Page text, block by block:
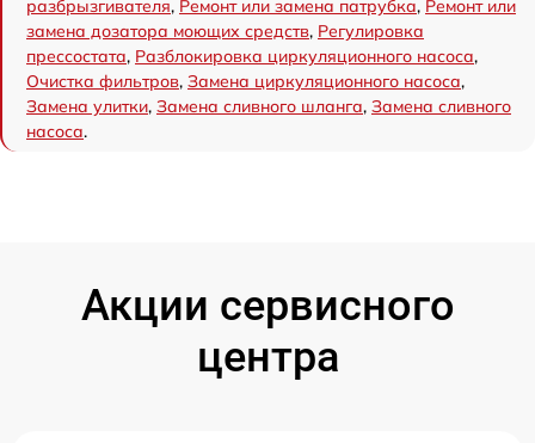
разбрызгивателя, Ремонт или замена патрубка, Ремонт или
замена дозатора моющих средств, Регулировка
прессостата, Разблокировка циркуляционного насоса,
Очистка фильтров, Замена циркуляционного насоса,
Замена улитки, Замена сливного шланга, Замена сливного
насоса.
Акции сервисного
центра